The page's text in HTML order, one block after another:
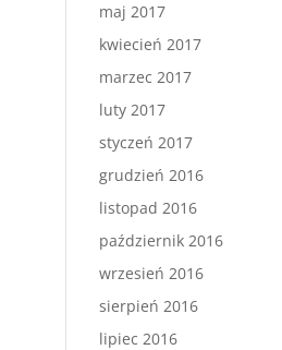
maj 2017
kwiecień 2017
marzec 2017
luty 2017
styczeń 2017
grudzień 2016
listopad 2016
październik 2016
wrzesień 2016
sierpień 2016
lipiec 2016